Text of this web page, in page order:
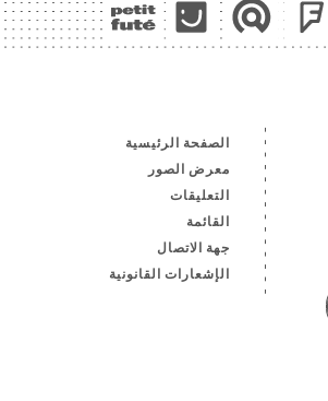
الصفحة الرئيسية
معرض الصور
التعليقات
القائمة
جهة الاتصال
الإشعارات القانونية